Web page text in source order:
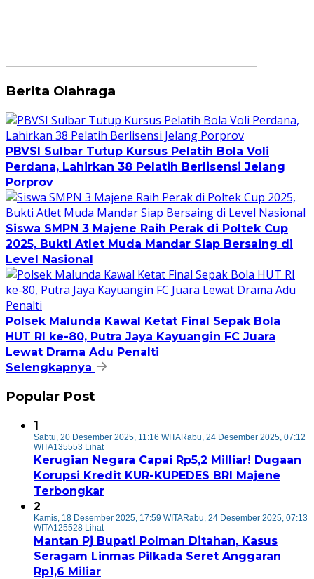
Berita Olahraga
PBVSI Sulbar Tutup Kursus Pelatih Bola Voli
Perdana, Lahirkan 38 Pelatih Berlisensi Jelang
Porprov
Siswa SMPN 3 Majene Raih Perak di Poltek Cup
2025, Bukti Atlet Muda Mandar Siap Bersaing di
Level Nasional
Polsek Malunda Kawal Ketat Final Sepak Bola
HUT RI ke-80, Putra Jaya Kayuangin FC Juara
Lewat Drama Adu Penalti
Selengkapnya
Popular Post
1
Sabtu, 20 Desember 2025, 11:16 WITARabu, 24 Desember 2025, 07:12
WITA135553 Lihat
Kerugian Negara Capai Rp5,2 Milliar! Dugaan
Korupsi Kredit KUR-KUPEDES BRI Majene
Terbongkar
2
Kamis, 18 Desember 2025, 17:59 WITARabu, 24 Desember 2025, 07:13
WITA125528 Lihat
Mantan Pj Bupati Polman Ditahan, Kasus
Seragam Linmas Pilkada Seret Anggaran
Rp1,6 Miliar